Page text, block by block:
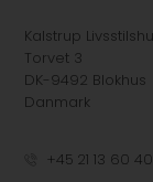
Kalstrup
Torvet 3
DK-9492 Blokhus
Danmark
+45 21 13 60 40